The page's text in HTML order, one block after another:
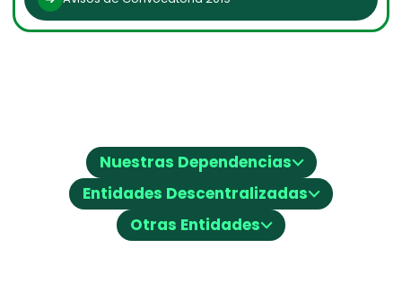
Nuestras Dependencias⌵
Entidades Descentralizadas⌵
Otras Entidades⌵